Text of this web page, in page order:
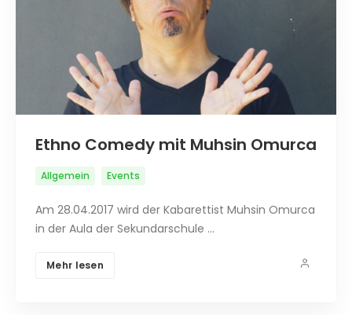
Ethno Comedy mit Muhsin Omurca
Allgemein Events
Am 28.04.2017 wird der Kabarettist Muhsin Omurca
in der Aula der Sekundarschule …
Mehr lesen